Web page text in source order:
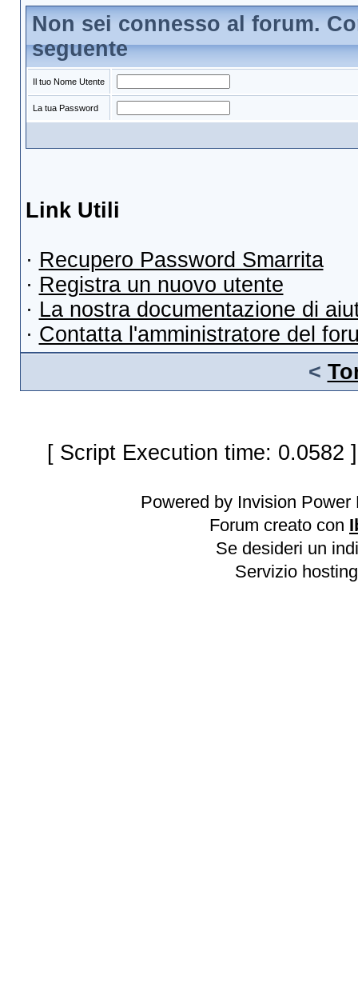
Non sei connesso al forum.
seguente
Il tuo Nome Utente
La tua Password
Link Utili
· Recupero Password Smarrita
· Registra un nuovo utente
· La nostra documentazione di
· Contatta l'amministratore del
<
[ Script Execution time:
Powered by Invision
Forum creato con
Se desideri un
Servizio